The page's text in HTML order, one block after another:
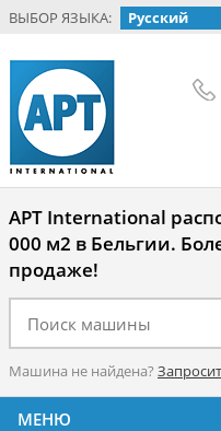
ВЫБОР ЯЗЫКА: Русский
APT International
000 м2 в Бельгии.
продаже!
Машина не найдена?
МЕНЮ